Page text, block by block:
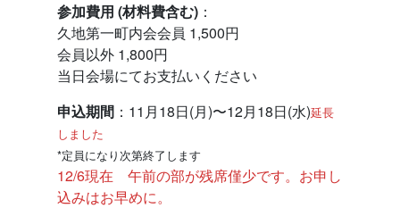
参加費用 (材料費含む)：
久地第一町内会会員 1,500円
会員以外 1,800円
当日会場にてお支払いください
申込期間：11月18日(月)〜12月18日(水)延長
しました
*定員になり次第終了します
12/6現在 午前の部が残席僅少です。お申し
込みはお早めに。